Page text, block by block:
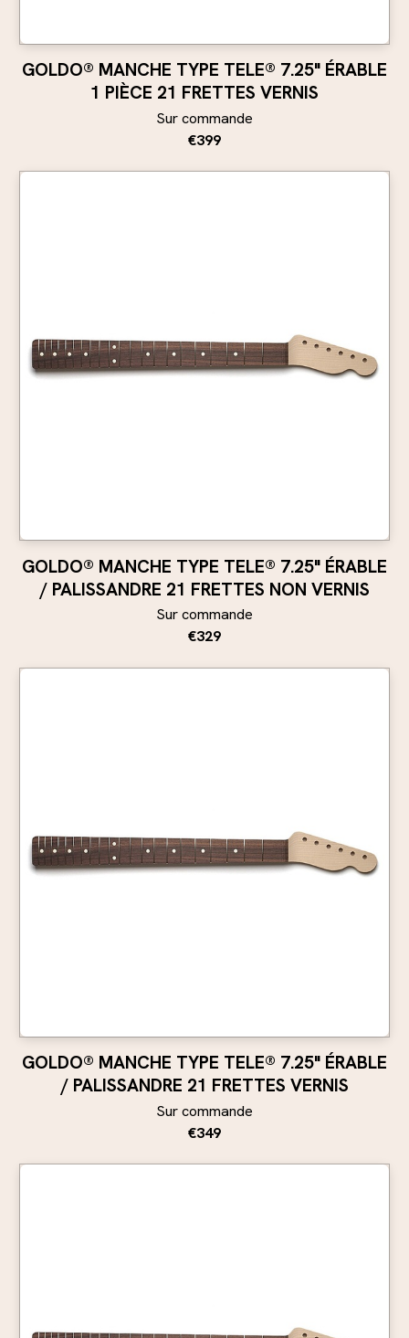
GOLDO® MANCHE TYPE TELE® 7.25" ÉRABLE
1 PIÈCE 21 FRETTES VERNIS
Sur commande
€399
GOLDO® MANCHE TYPE TELE® 7.25" ÉRABLE
/ PALISSANDRE 21 FRETTES NON VERNIS
Sur commande
€329
GOLDO® MANCHE TYPE TELE® 7.25" ÉRABLE
/ PALISSANDRE 21 FRETTES VERNIS
Sur commande
€349